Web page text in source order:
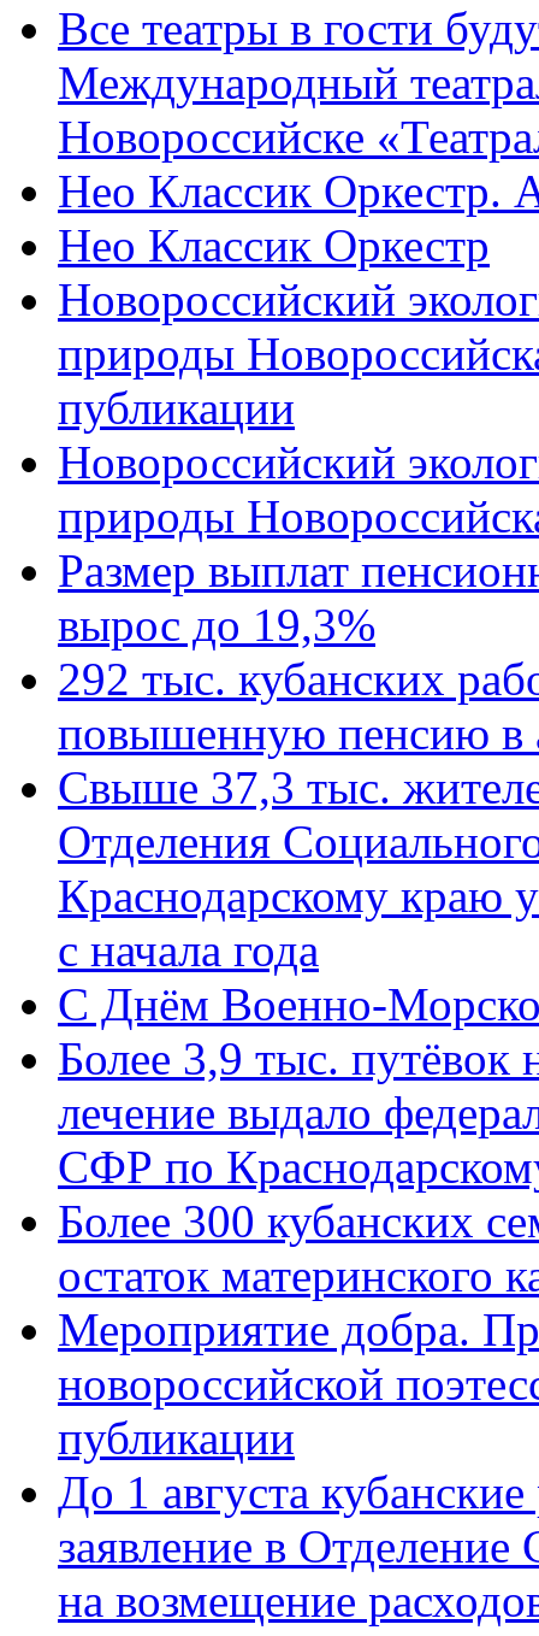
Все театры в гости
Международный
Новороссийске
Нео Классик Оркестр.
Нео Классик Оркестр
Новороссийский
природы
публикации
Новороссийский
природы
Размер выплат
вырос до 19,3%
292 тыс. кубанских
повышенную пенсию в
Свыше 37,3 тыс.
Отделения
Краснодарскому краю
с начала года
C Днём Военно-
Более 3,9 тыс. путёвок
лечение выдало
СФР по
Более 300 кубанских
остаток материнского
Мероприятие добра.
новороссийской
публикации
До 1 августа
заявление в
на возмещение